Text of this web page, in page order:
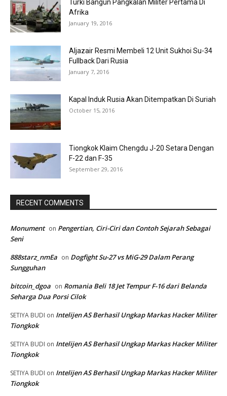
Turki Bangun Pangkalan Militer Pertama Di
Afrika
January 19, 2016
Aljazair Resmi Membeli 12 Unit Sukhoi Su-34
Fullback Dari Rusia
January 7, 2016
Kapal Induk Rusia Akan Ditempatkan Di Suriah
October 15, 2016
Tiongkok Klaim Chengdu J-20 Setara Dengan
F-22 dan F-35
September 29, 2016
RECENT COMMENTS
Monument on Pengertian, Ciri-Ciri dan Contoh Sejarah Sebagai
Seni
888starz_nmEa on Dogfight Su-27 vs MiG-29 Dalam Perang
Sungguhan
bitcoin_dgoa on Romania Beli 18 Jet Tempur F-16 dari Belanda
Seharga Dua Porsi Cilok
SETIYA BUDI on Intelijen AS Berhasil Ungkap Markas Hacker Militer
Tiongkok
SETIYA BUDI on Intelijen AS Berhasil Ungkap Markas Hacker Militer
Tiongkok
SETIYA BUDI on Intelijen AS Berhasil Ungkap Markas Hacker Militer
Tiongkok